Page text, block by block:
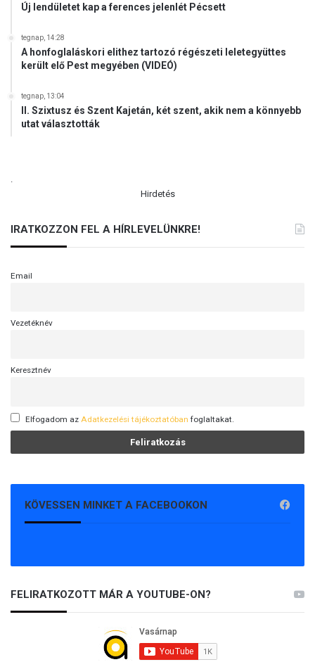
Új lendületet kap a ferences jelenlét Pécsett
tegnap, 14:28
A honfoglaláskori elithez tartozó régészeti leletegyüttes
került elő Pest megyében (VIDEÓ)
tegnap, 13:04
II. Szixtusz és Szent Kajetán, két szent, akik nem a könnyebb
utat választották
Hirdetés
IRATKOZZON FEL A HÍRLEVELÜNKRE!
Email
Vezetéknév
Keresztnév
Elfogadom az Adatkezelési tájékoztatóban foglaltakat.
KÖVESSEN MINKET A FACEBOOKON
FELIRATKOZOTT MÁR A YOUTUBE-ON?